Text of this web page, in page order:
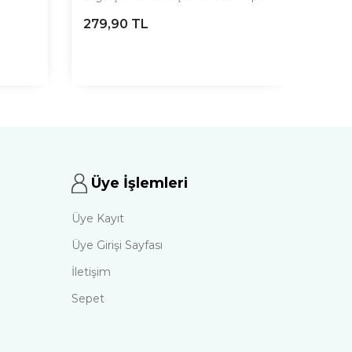
279,90 TL
Üye İşlemleri
Üye Kayıt
Üye Girişi Sayfası
İletişim
Sepet